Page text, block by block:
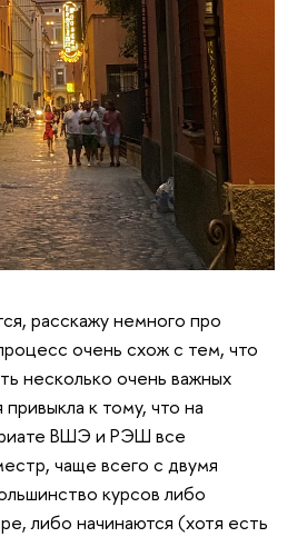
расскажу немного про
очень схож с тем, что
несколько очень важных
к тому, что на
ВШЭ и РЭШ все
чаще всего с двумя
курсов либо
либо начинаются (хотя есть